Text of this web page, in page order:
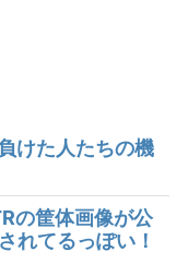
けた人たちの機
の筐体画像が公
れてるっぽい！